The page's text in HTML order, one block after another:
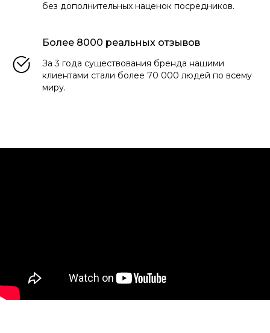
без дополнительных наценок посредников.
Более 8000 реальных отзывов
За 3 года существования бренда нашими
клиентами стали более 70 000 людей по всему
миру.